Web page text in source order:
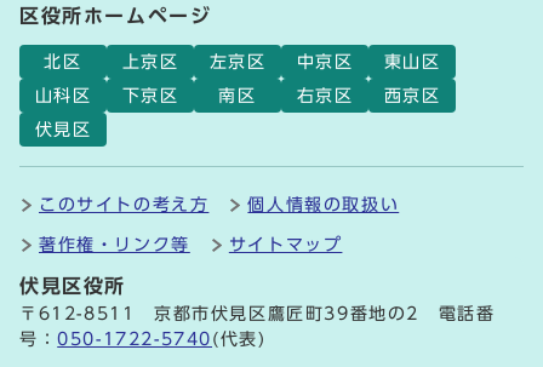
区役所ホームページ
北区 上京区 左京区 中京区
東山区
山科区
下京区 南区 右京区
西京区
伏見区
このサイトの考え方 個人情報の取扱い
著作権・リンク等 サイトマップ
伏見区役所
〒612-8511 京都市伏見区鷹匠町39番地の2 電話番
号：050-1722-5740 (代表)